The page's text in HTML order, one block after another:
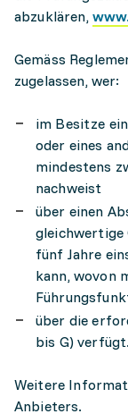
abzuklären,
Gemäss
zugelassen, wer:
im Besitze
oder eines
mindes­tens
nachweist
über einen
gleichwertige
fünf Jahre
kann, wovon
über die
bis G) verfügt.
Weitere
Anbieters.